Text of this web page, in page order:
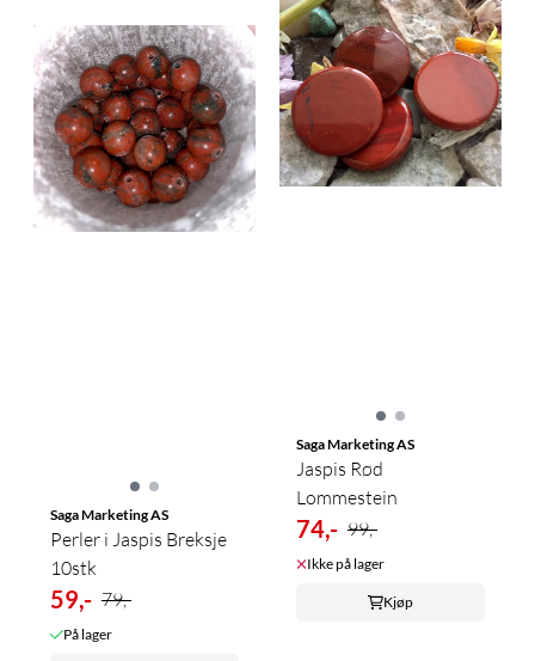
Saga Marketing AS
Perler i Jaspis Breksje
10stk
59,- 79,-
På lager
Saga Marketing AS
Jaspis Rød
Lommestein
74,- 99,-
Ikke på lager
Kjøp